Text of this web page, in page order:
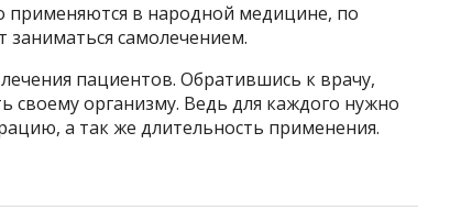
применяются в народной медицине, по
заниматься самолечением.
пациентов. Обратившись к врачу,
своему организму. Ведь для каждого нужно
а так же длительность применения.